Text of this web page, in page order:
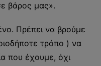
βάρος μας».
Πρέπει να βρούμε
τρόπο ) να
που έχουμε, όχι